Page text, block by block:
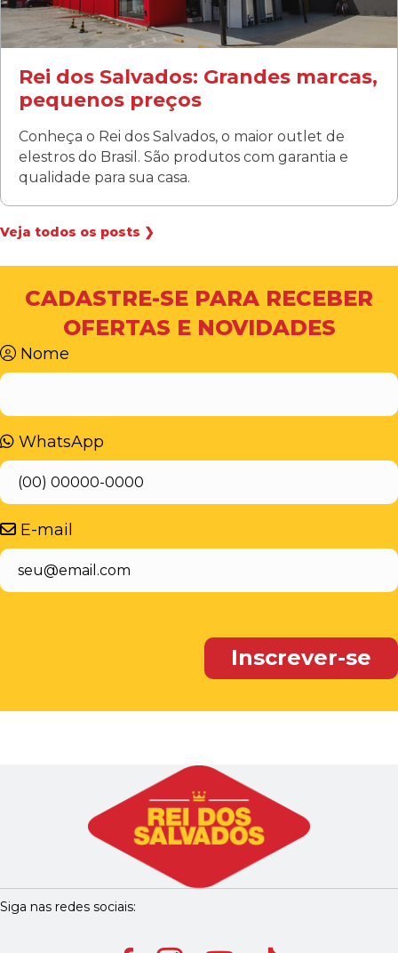
(41) 3411-1754
(41) 99249-4620
Rei dos Salvados: Grandes marcas,
pequenos preços
Conheça o Rei dos Salvados, o maior outlet de
elestros do Brasil. São produtos com garantia e
qualidade para sua casa.
Veja todos os posts ❯
CADASTRE-SE PARA RECEBER
OFERTAS E NOVIDADES
Nome
WhatsApp
E-mail
Siga nas redes sociais: